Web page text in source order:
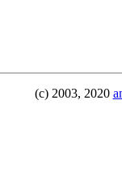
(c) 2003, 2020